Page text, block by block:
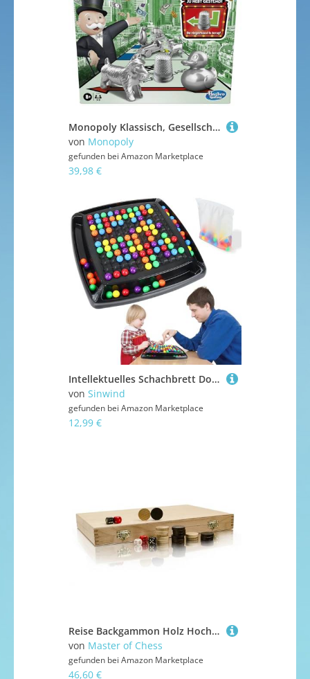
Monopoly Klassisch, Gesellschaftsspiel für Kinder, Brettspiel ab 8 Jahren (Niederländische Version)
von Monopoly
gefunden bei Amazon Marketplace
39,98 €
Intellektuelles Schachbrett Doppelduell, 120 Stück Rainbow Ball Elimination Brettspiel, Rainbow Ball Brettspiel für Kinder Erwachsene, Schachbrett Bunte Kugeln Intellectual Chessboard (2-4 Personen)
von Sinwind
gefunden bei Amazon Marketplace
12,99 €
Reise Backgammon Holz Hochwertig | Master of Chess | Buchenholz Backgammon Koffer 35 x 46 cm | Brettspiel und Dame Spielesteine für Kinder und Erwachsene
von Master of Chess
gefunden bei Amazon Marketplace
46,60 €